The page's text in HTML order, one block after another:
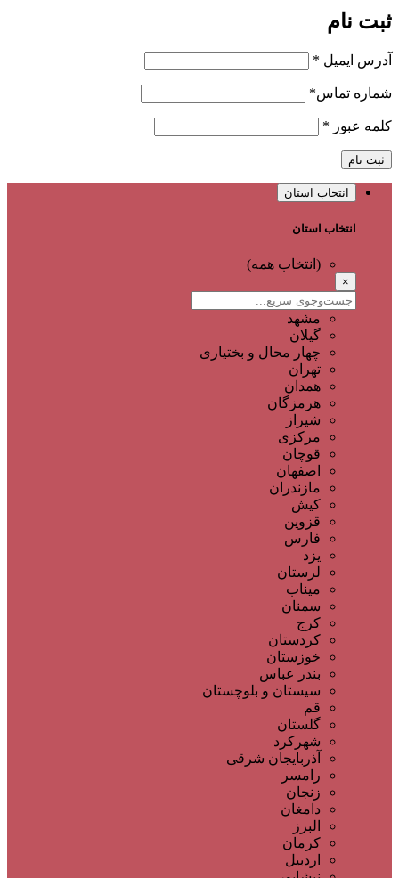
ثبت نام
آدرس ایمیل *
شماره تماس*
کلمه عبور *
ثبت نام
انتخاب استان
انتخاب استان
(انتخاب همه)
×
مشهد
گیلان
چهار محال و بختیاری
تهران
همدان
هرمزگان
شیراز
مرکزی
قوچان
اصفهان
مازندران
کیش
قزوین
فارس
یزد
لرستان
میناب
سمنان
کرج
کردستان
خوزستان
بندر عباس
سیستان و بلوچستان
قم
گلستان
شهرکرد
آذربایجان شرقی
رامسر
زنجان
دامغان
البرز
کرمان
اردبیل